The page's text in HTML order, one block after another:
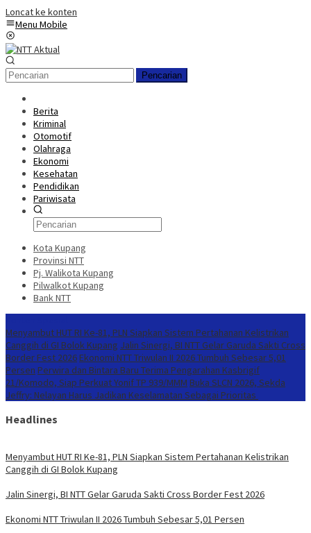
Loncat ke konten
Menu Mobile
Pencarian
Berita
Kriminal
Otomotif
Olahraga
Ekonomi
Kesehatan
Pendidikan
Pariwisata
Kota Kupang
Provinsi NTT
Pj. Walikota Kupang
Pilwalkot Kupang
Bank NTT
Menyambut HUT RI Ke-81, PLN Siapkan Sistem Pertahanan Kelistrikan
Canggih di GI Bolok Kupang Jalin Sinergi, BI NTT Gelar Garuda Sakti Cross
Border Fest 2026 Ekonomi NTT Triwulan II 2026 Tumbuh Sebesar 5,01
Persen Perwira dan Bintara Baru Terima Pengarahan Kasbrigif
21/Komodo, Siap Perkuat Yonif TP 939/MMM Buka SLCN 2026, Sekda
Jeffry: Nelayan Harus Jadikan Keselamatan Sebagai Prioritas
Headlines
Menyambut HUT RI Ke-81, PLN Siapkan Sistem Pertahanan Kelistrikan
Canggih di GI Bolok Kupang
Jalin Sinergi, BI NTT Gelar Garuda Sakti Cross Border Fest 2026
Ekonomi NTT Triwulan II 2026 Tumbuh Sebesar 5,01 Persen